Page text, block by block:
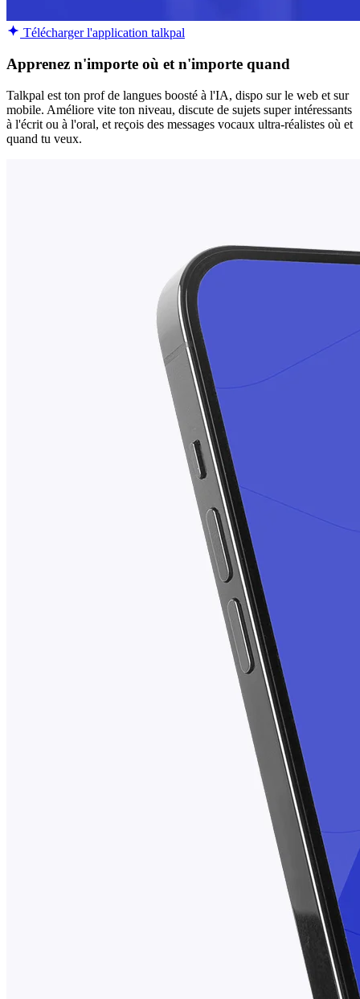
Télécharger l'application talkpal
Apprenez n'importe où et n'importe quand
Talkpal est ton prof de langues boosté à l'IA, dispo sur le web et sur
mobile. Améliore vite ton niveau, discute de sujets super intéressants
à l'écrit ou à l'oral, et reçois des messages vocaux ultra-réalistes où et
quand tu veux.